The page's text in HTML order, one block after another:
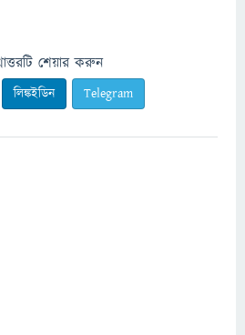
শেয়ার করুন
লিঙ্কইডিন Telegram